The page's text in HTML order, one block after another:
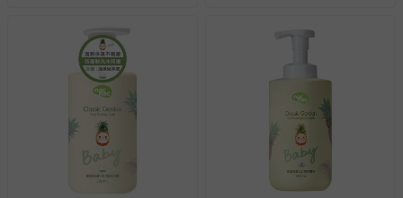
會主動以簡訊及mail通知訂單取消事宜，並將提供適當補